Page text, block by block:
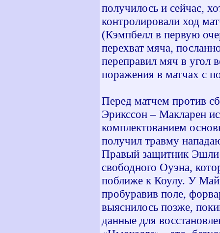
получилось и сейчас,
контролировали ход
(Кэмпбелл в первую
перехват мяча,
переправил мяч в угол
поражения в матчах с
Перед матчем против
Эрикссон – Макларен
комплектованием
получил травму
Правый защитник Эшли
свободного Оуэна,
поближе к Коулу. У
пробуравив поле,
выяснилось позже,
данные для